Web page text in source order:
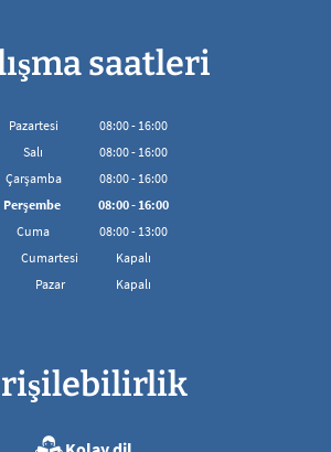
saatleri
Pazartesi 08:00- 16:00
08:00'den 16:00'ya kadar
Salı 08:00- 16:00
08:00'den 16:00'ya kadar
Çarşamba 08:00- 16:00
08:00'den 16:00'ya kadar
Perşembe 08:00-16:00
08:00'den 16:00'ya kadar
Cuma 08:00- 13:00
08:00 - 13:00 arası
Cumartesi
Kapalı
Pazar
Kapalı